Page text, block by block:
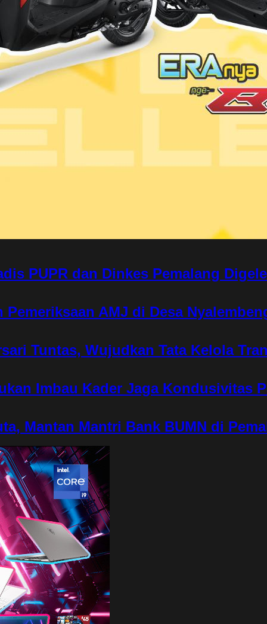
PUPR dan Dinkes Pemalang
AMJ di Desa
Tuntas, Wujudkan Tata Kelola
Imbau Kader Jaga Kondusivitas
Mantan Mantri Bank BUMN di